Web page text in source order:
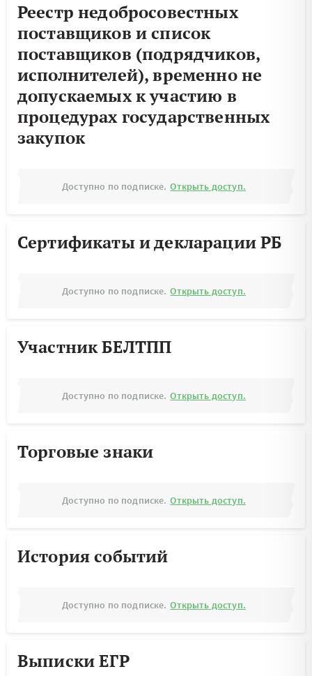
Реестр недобросовестных
поставщиков и список
поставщиков (подрядчиков,
исполнителей), временно не
допускаемых к участию в
процедурах государственных
закупок
Доступно по подписке. Открыть доступ.
Сертификаты и декларации РБ
Доступно по подписке. Открыть доступ.
Участник БЕЛТПП
Доступно по подписке. Открыть доступ.
Торговые знаки
Доступно по подписке. Открыть доступ.
История событий
Доступно по подписке. Открыть доступ.
Выписки ЕГР